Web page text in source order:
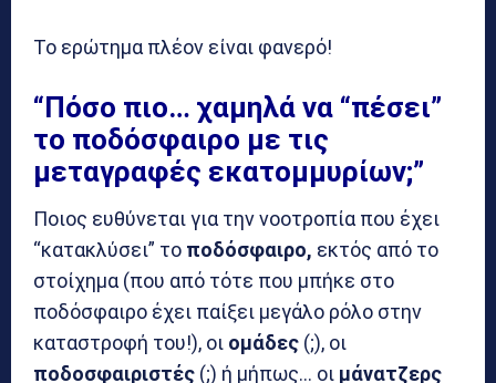
Το ερώτημα πλέον είναι φανερό!
“Πόσο πιο… χαμηλά να “πέσει”
το ποδόσφαιρο με τις
μεταγραφές εκατομμυρίων;”
Ποιος ευθύνεται για την νοοτροπία που έχει
“κατακλύσει” το ποδόσφαιρο, εκτός από το
στοίχημα (που από τότε που μπήκε στο
ποδόσφαιρο έχει παίξει μεγάλο ρόλο στην
καταστροφή του!), οι ομάδες (;), οι
ποδοσφαιριστές (;) ή μήπως… οι μάνατζερς